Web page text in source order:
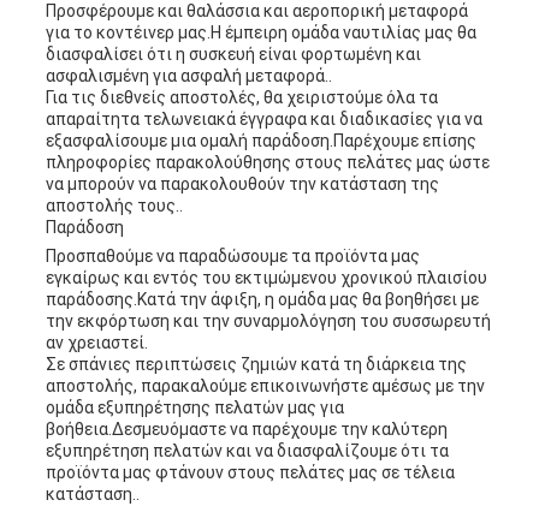
Προσφέρουμε και θαλάσσια και αεροπορική μεταφορά
για το κοντέινερ μας.Η έμπειρη ομάδα ναυτιλίας μας θα
διασφαλίσει ότι η συσκευή είναι φορτωμένη και
ασφαλισμένη για ασφαλή μεταφορά..
Για τις διεθνείς αποστολές, θα χειριστούμε όλα τα
απαραίτητα τελωνειακά έγγραφα και διαδικασίες για να
εξασφαλίσουμε μια ομαλή παράδοση.Παρέχουμε επίσης
πληροφορίες παρακολούθησης στους πελάτες μας ώστε
να μπορούν να παρακολουθούν την κατάσταση της
αποστολής τους..
Παράδοση
Προσπαθούμε να παραδώσουμε τα προϊόντα μας
εγκαίρως και εντός του εκτιμώμενου χρονικού πλαισίου
παράδοσης.Κατά την άφιξη, η ομάδα μας θα βοηθήσει με
την εκφόρτωση και την συναρμολόγηση του συσσωρευτή
αν χρειαστεί.
Σε σπάνιες περιπτώσεις ζημιών κατά τη διάρκεια της
αποστολής, παρακαλούμε επικοινωνήστε αμέσως με την
ομάδα εξυπηρέτησης πελατών μας για
βοήθεια.Δεσμευόμαστε να παρέχουμε την καλύτερη
εξυπηρέτηση πελατών και να διασφαλίζουμε ότι τα
προϊόντα μας φτάνουν στους πελάτες μας σε τέλεια
κατάσταση..